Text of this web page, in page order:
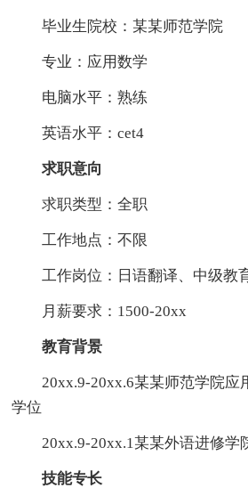
毕业生院校：某某师范学院
专业：应用数学
电脑水平：熟练
英语水平：cet4
求职意向
求职类型：全职
工作地点：不限
工作岗位：日语翻译、中级教
月薪要求：1500-20xx
教育背景
20xx.9-20xx.6某某师范学院应
学位
20xx.9-20xx.1某某外语进修学
技能专长